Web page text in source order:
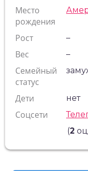
Место
рождения
Рост –
Вес –
Семейный
статус
Дети нет
Соцсети
(2